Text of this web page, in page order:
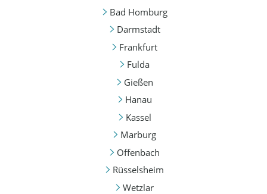
Bad Homburg
Darmstadt
Frankfurt
Fulda
Gießen
Hanau
Kassel
Marburg
Offenbach
Rüsselsheim
Wetzlar